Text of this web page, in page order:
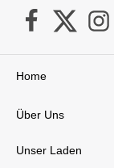
Home
Über Uns
Unser Laden